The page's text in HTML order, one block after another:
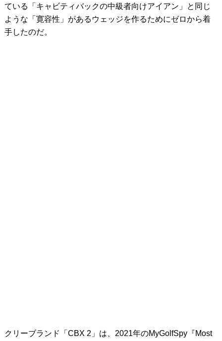
ている「キャビティバックの中級者向けアイアン」と同じ
ような「寛容性」があるウェッジを作るためにゼロから着
手したのだ。
クリーブランド「CBX 2」は、2021年のMyGolfSpy『Most